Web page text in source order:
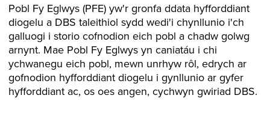
Pobl Fy Eglwys (PFE) yw'r gronfa ddata hyfforddiant
diogelu a DBS taleithiol sydd wedi'i chynllunio i'ch
galluogi i storio cofnodion eich pobl a chadw golwg
arnynt. Mae Pobl Fy Eglwys yn caniatáu i chi
ychwanegu eich pobl, mewn unrhyw rôl, edrych ar
gofnodion hyfforddiant diogelu i gynllunio ar gyfer
hyfforddiant ac, os oes angen, cychwyn gwiriad DBS.